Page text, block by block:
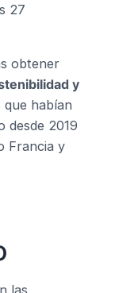
27
obtener
y
que habían
desde 2019
Francia y
las